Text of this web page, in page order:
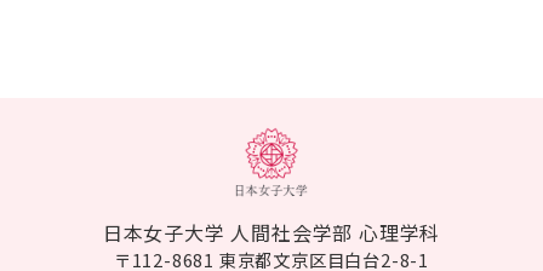
日本女子大学 人間社会学部 心理学科
〒112-8681 東京都文京区目白台2-8-1